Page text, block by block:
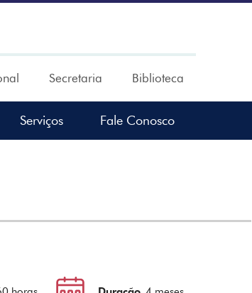
Secretaria Biblioteca
Serviços Fale Conosco